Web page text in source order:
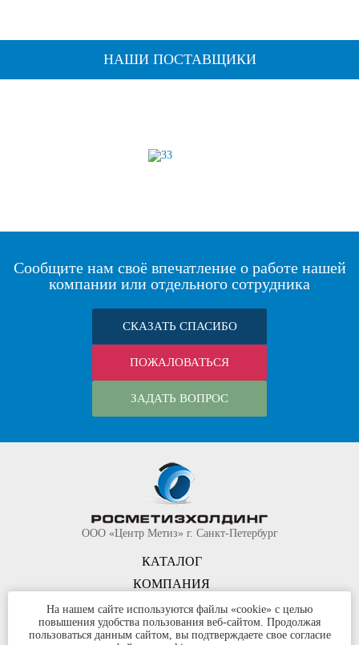
НАШИ ПОСТАВЩИКИ
Сообщите нам своё впечатление о работе нашей
компании или отдельного сотрудника
СКАЗАТЬ СПАСИБО
ПОЖАЛОВАТЬСЯ
ЗАДАТЬ ВОПРОС
КОМПАНИЯ
ООО «Центр Метиз» г. Санкт-Петербург
КАТАЛОГ
КОНТАКТЫ
©ООО «Центр Метиз» 2000-2026
Все права защищены
На нашем сайте используются файлы «cookie» с целью
повышения удобства пользования веб-сайтом. Продолжая
пользоваться данным сайтом, вы подтверждаете свое согласие